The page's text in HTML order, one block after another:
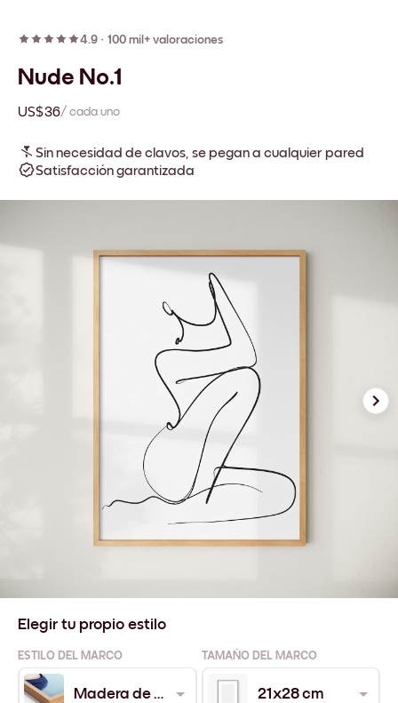
4.9 · 100 mil+ valoraciones
Nude No.1
US$36/ cada uno
Sin necesidad de clavos, se pegan a cualquier pared
Satisfacción garantizada
Elegir tu propio estilo
ESTILO DEL MARCO TAMAÑO DEL MARCO
Madera de Roble 21x28 cm